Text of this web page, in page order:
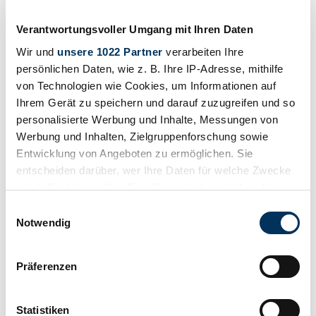
Verantwortungsvoller Umgang mit Ihren Daten
Wir und unsere 1022 Partner verarbeiten Ihre
persönlichen Daten, wie z. B. Ihre IP-Adresse, mithilfe
von Technologien wie Cookies, um Informationen auf
Ihrem Gerät zu speichern und darauf zuzugreifen und so
personalisierte Werbung und Inhalte, Messungen von
Werbung und Inhalten, Zielgruppenforschung sowie
Entwicklung von Angeboten zu ermöglichen. Sie
entscheiden darüber, wer Ihre Daten für welche Zwecke
nutzt. Sie können Ihre Einwilligung jederzeit über die
Trigger Symbol ändern oder widerrufen
Informationen über Ihre geografische Lage
können
Notwendig
Präferenzen
Statistiken
Alle Services zu diesem Fahrzeug